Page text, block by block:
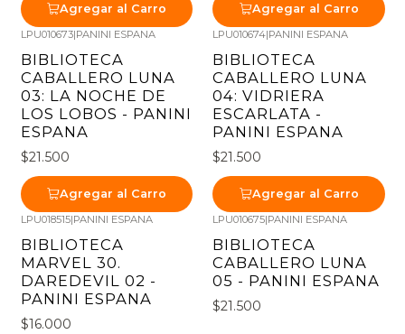
Agregar al Carro Agregar al Carro
LPU010673|PANINI ESPANA
BIBLIOTECA
CABALLERO LUNA
03: LA NOCHE DE
LOS LOBOS - PANINI
ESPANA
$21.500
Agregar al Carro
LPU010674|PANINI ESPANA
BIBLIOTECA
CABALLERO LUNA
04: VIDRIERA
ESCARLATA -
PANINI ESPANA
$21.500
Agregar al Carro
LPU018515|PANINI ESPANA
BIBLIOTECA
MARVEL 30.
DAREDEVIL 02 -
PANINI ESPANA
$16.000
LPU010675|PANINI ESPANA
BIBLIOTECA
CABALLERO LUNA
05 - PANINI ESPANA
$21.500